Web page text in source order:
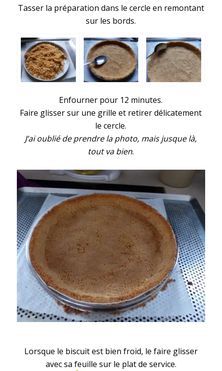
Tasser la préparation dans le cercle en remontant
sur les bords.
Enfourner pour 12 minutes.
Faire glisser sur une grille et retirer délicatement
le cercle.
J’ai oublié de prendre la photo, mais jusque là,
tout va bien.
Lorsque le biscuit est bien froid, le faire glisser
avec sa feuille sur le plat de service.